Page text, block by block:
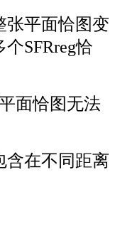
张平面恰图变
SFRreg恰
面恰图无法
含在不同距离